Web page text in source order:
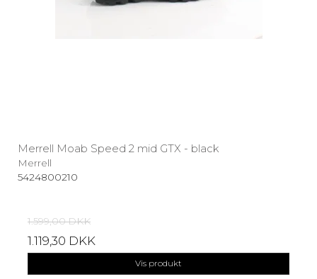
Merrell Moab Speed 2 mid GTX - black
Merrell
5424800210
1.599,00 DKK
1.119,30 DKK
Vis produkt